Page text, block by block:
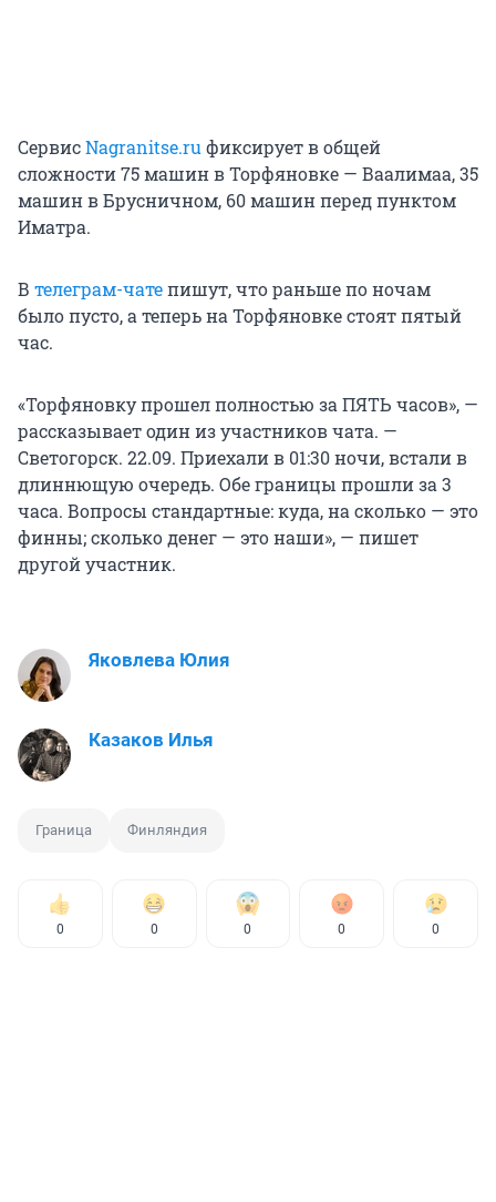
СервисNagranitse.ru фиксирует в общей
сложности 75 машин в Торфяновке — Ваалимаа, 35
машин в Брусничном, 60 машин перед пунктом
Иматра.
В телеграм-чатепишут, что раньше по ночам
было пусто, а теперь на Торфяновке стоят пятый
час.
«Торфяновку прошел полностью за ПЯТЬ часов», —
рассказывает один из участников чата. —
Светогорск. 22.09. Приехали в 01:30 ночи, встали в
длиннющую очередь. Обе границы прошли за 3
часа. Вопросы стандартные: куда, на сколько — это
финны; сколько денег — это наши», — пишет
другой участник.
Яковлева Юлия
Казаков Илья
Граница Финляндия
0 0 0 0 0